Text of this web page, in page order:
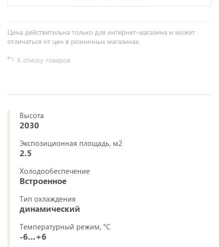
Цена действительна только для интернет-магазина и может
отличаться от цен в розничных магазинах.
К списку товаров
Высота
2030
Экспозиционная площадь, м2
2.5
Холодообеспечение
Встроенное
Тип охлаждения
динамический
Температурный режим, °C
-6…+6